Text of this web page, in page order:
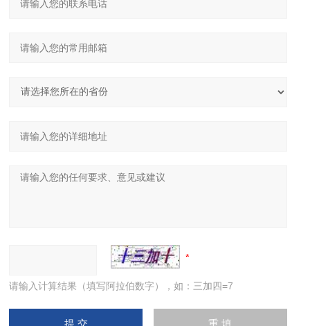
请输入计算结果（填写阿拉伯数字），如：三加四=7